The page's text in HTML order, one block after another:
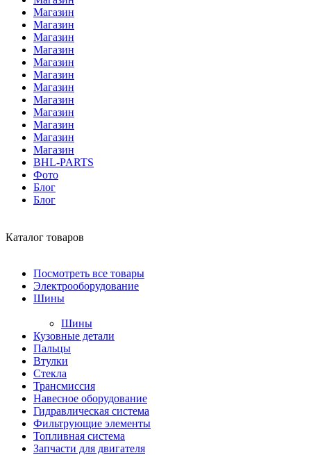
Магазин
Магазин
Магазин
Магазин
Магазин
Магазин
Магазин
Магазин
Магазин
Магазин
Магазин
Магазин
BHL-PARTS
Фото
Блог
Блог
Каталог товаров
Посмотреть все товары
Электрооборудование
Шины
Шины
Кузовные детали
Пальцы
Втулки
Стекла
Трансмиссия
Навесное оборудование
Гидравлическая система
Фильтрующие элементы
Топливная система
Запчасти для двигателя